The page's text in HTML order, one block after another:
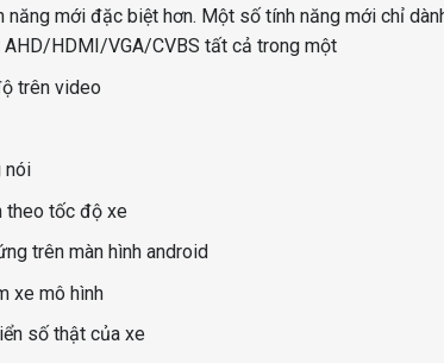
năng mới đặc biệt hơn. Một số tính năng mới chỉ
AHD/HDMI/VGA/CVBS tất cả trong một
trên video
nói
theo tốc độ xe
trên màn hình android
xe mô hình
số thật của xe